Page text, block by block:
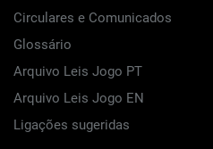
Circulares e Comunicados
Glossário
Arquivo Leis Jogo PT
Arquivo Leis Jogo EN
Ligações sugeridas